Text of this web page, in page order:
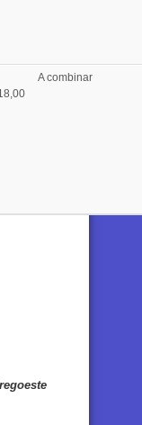
A combinar